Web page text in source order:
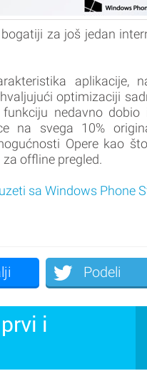
za još jedan
aplikacije,
optimizaciji
nedavno dobio
na svega 10%
Opere kao
offline pregled.
sa Windows Phone
Podeli
i